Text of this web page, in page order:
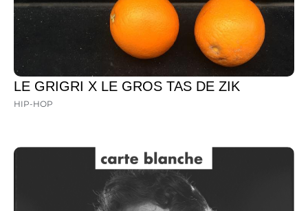
LE GRIGRI X LE GROS TAS DE ZIK
HIP-HOP